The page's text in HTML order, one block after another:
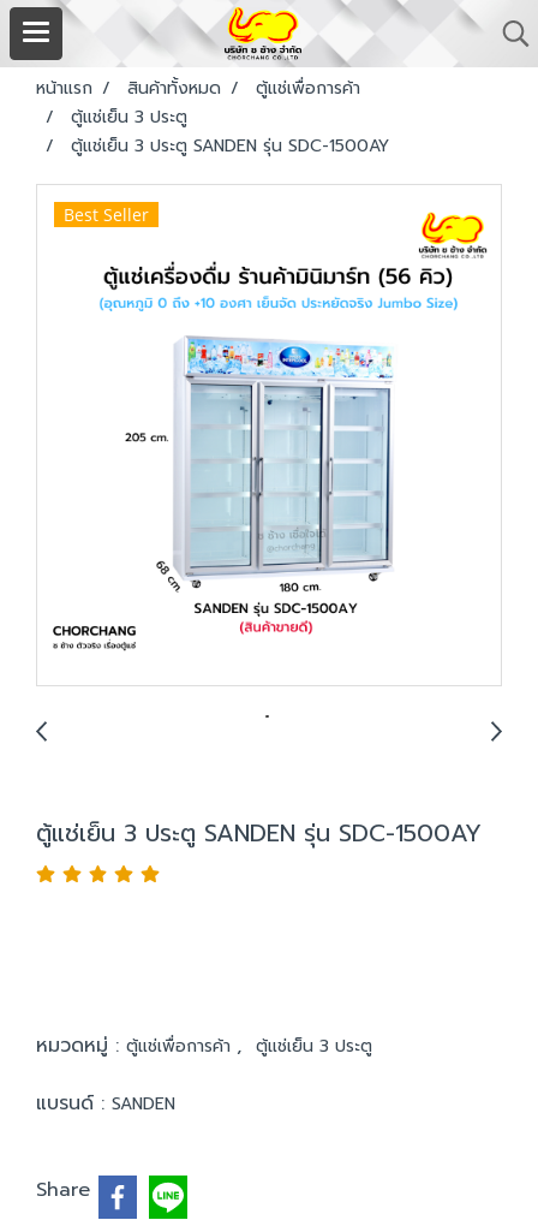
หน้าแรก สินค้าทั้งหมด
ตู้แช่เพื่อการค้า
ตู้แช่เย็น 3 ประตู
ตู้แช่เย็น 3 ประตู SANDEN รุ่น SDC-1500AY
Best Seller
ตู้แช่เย็น 3 ประตู SANDEN รุ่น SDC-1500AY
หมวดหมู่ : ตู้แช่เพื่อการค้า , ตู้แช่เย็น 3 ประตู
แบรนด์ : SANDEN
Share